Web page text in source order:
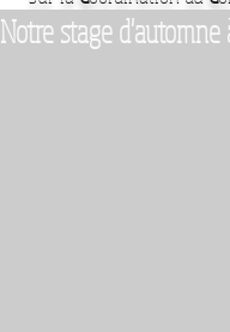
Notre stage